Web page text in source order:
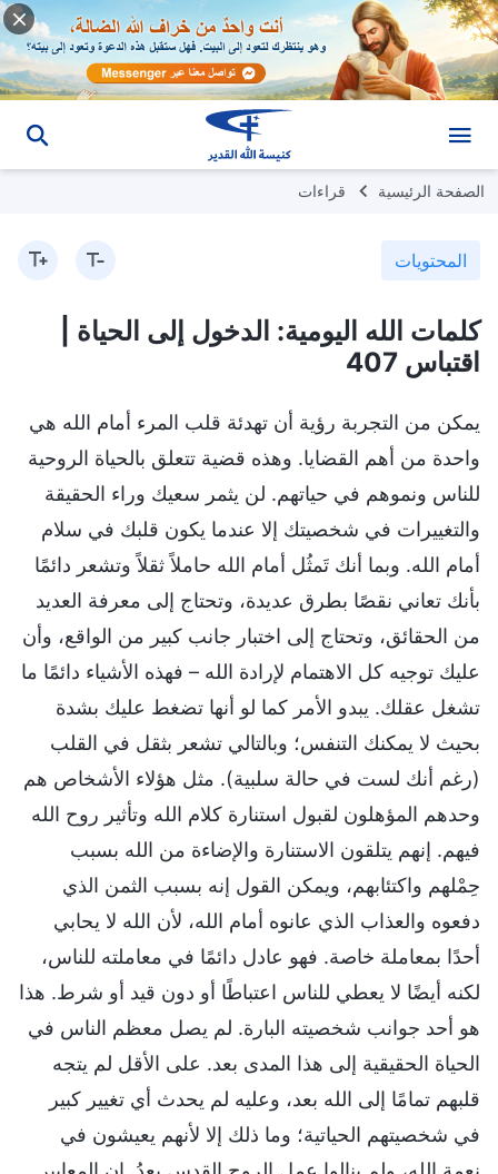
الصفحة الرئيسية قراءات
المحتويات
كلمات الله اليومية: الدخول إلى الحياة |
اقتباس 407
يمكن من التجربة رؤية أن تهدئة قلب المرء أمام الله هي
واحدة من أهم القضايا. وهذه قضية تتعلق بالحياة الروحية
للناس ونموهم في حياتهم. لن يثمر سعيك وراء الحقيقة
والتغييرات في شخصيتك إلا عندما يكون قلبك في سلام
أمام الله. وبما أنك تَمثُل أمام الله حاملاً ثقلاً وتشعر دائمًا
بأنك تعاني نقصًا بطرق عديدة، وتحتاج إلى معرفة العديد
من الحقائق، وتحتاج إلى اختبار جانب كبير من الواقع، وأن
عليك توجيه كل الاهتمام لإرادة الله – فهذه الأشياء دائمًا ما
تشغل عقلك. يبدو الأمر كما لو أنها تضغط عليك بشدة
بحيث لا يمكنك التنفس؛ وبالتالي تشعر بثقل في القلب
(رغم أنك لست في حالة سلبية). مثل هؤلاء الأشخاص هم
وحدهم المؤهلون لقبول استنارة كلام الله وتأثير روح الله
فيهم. إنهم يتلقون الاستنارة والإضاءة من الله بسبب
حِمْلهم واكتئابهم، ويمكن القول إنه بسبب الثمن الذي
دفعوه والعذاب الذي عانوه أمام الله، لأن الله لا يحابي
أحدًا بمعاملة خاصة. فهو عادل دائمًا في معاملته للناس،
لكنه أيضًا لا يعطي للناس اعتباطًا أو دون قيد أو شرط. هذا
هو أحد جوانب شخصيته البارة. لم يصل معظم الناس في
الحياة الحقيقية إلى هذا المدى بعد. على الأقل لم يتجه
قلبهم تمامًا إلى الله بعد، وعليه لم يحدث أي تغيير كبير
في شخصيتهم الحياتية؛ وما ذلك إلا لأنهم يعيشون في